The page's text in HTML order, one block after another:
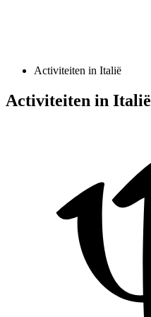
Activiteiten in Italië
Activiteiten in Italië